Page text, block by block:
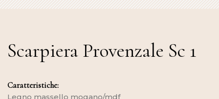
Scarpiera Provenzale Sc 1
Caratteristiche:
Legno massello mogano/mdf